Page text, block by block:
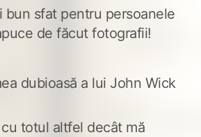
bun sfat pentru persoanele
de făcut fotografii!
dubioasă a lui John Wick
cu totul altfel decât mă